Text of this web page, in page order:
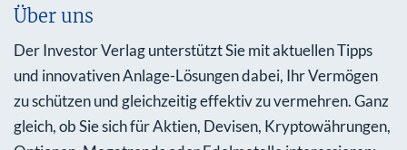
Über uns
Der Investor Verlag unterstützt Sie mit aktuellen Tipps
und innovativen Anlage-Lösungen dabei, Ihr Vermögen
zu schützen und gleichzeitig effektiv zu vermehren. Ganz
gleich, ob Sie sich für Aktien, Devisen, Kryptowährungen,